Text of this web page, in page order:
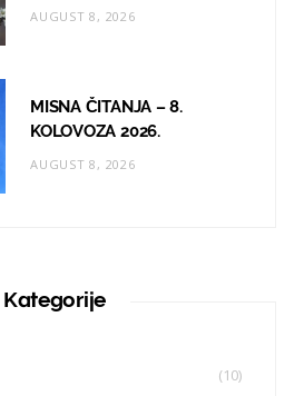
AUGUST 8, 2026
MISNA ČITANJA – 8.
KOLOVOZA 2026.
AUGUST 8, 2026
Kategorije
(10)